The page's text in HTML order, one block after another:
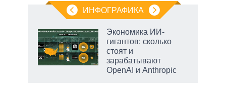
ИНФОГРАФИКА
Экономика ИИ-
гигантов: сколько
стоят и
зарабатывают
OpenAI и Anthropic